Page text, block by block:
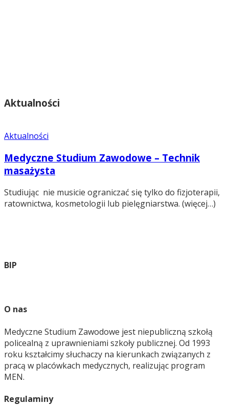
Aktualności
Aktualności
Medyczne Studium Zawodowe – Technik
masażysta
Studiując nie musicie ograniczać się tylko do fizjoterapii,
ratownictwa, kosmetologii lub pielęgniarstwa. (więcej…)
BIP
O nas
Medyczne Studium Zawodowe jest niepubliczną szkołą
policealną z uprawnieniami szkoły publicznej. Od 1993
roku kształcimy słuchaczy na kierunkach związanych z
pracą w placówkach medycznych, realizując program
MEN.
Regulaminy